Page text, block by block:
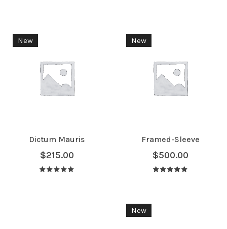
New
Dictum Mauris
$215.00
New
Framed-Sleeve
$500.00
New